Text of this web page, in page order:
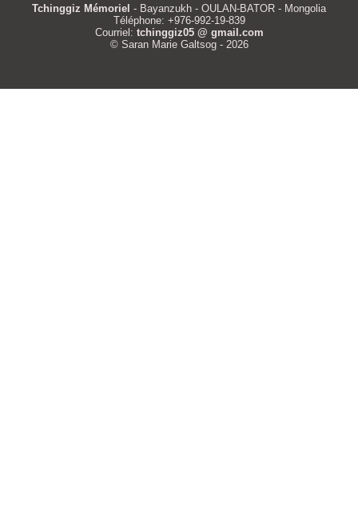
Tchinggiz Mémoriel - Bayanzukh - OULAN-BATOR - Mongolia
Téléphone: +976-992-19-839
Courriel: tchinggiz05 @ gmail.com
© Saran Marie Galtsog - 2026